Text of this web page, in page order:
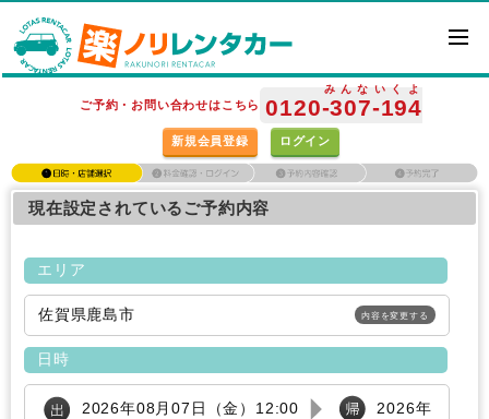
ご予約・お問い合わせはこちら 0120-307
みんな
-194
いくよ
新規会員登録 ログイン
現在設定されているご予約内容
エリア
佐賀県鹿島市 内容を変更する
日時
2026年08月07日（金）12:00
2026年